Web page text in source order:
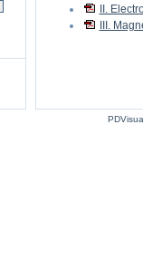
II.
III.